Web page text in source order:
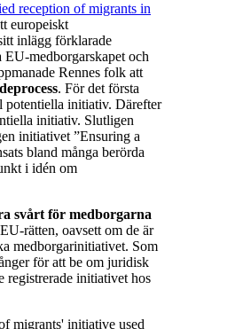
reception of migrants in
europeiskt
inlägg förklarade
EU-medborgarskapet och
Rennes folk att
. För det första
potentiella initiativ. Därefter
initiativ. Slutligen
initiativet ”Ensuring a
bland många berörda
i idén om
svårt för medborgarna
rätten, oavsett om de är
medborgarinitiativet. Som
för att be om juridisk
registrerade initiativet hos